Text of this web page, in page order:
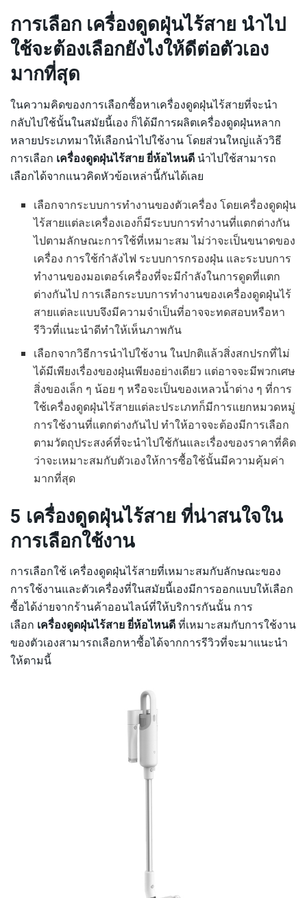
การเลือก เครื่องดูดฝุ่นไร้สาย นำไป
ใช้จะต้องเลือกยังไงให้ดีต่อตัวเอง
มากที่สุด
ในความคิดของการเลือกซื้อหาเครื่องดูดฝุ่นไร้สายที่จะนำ
กลับไปใช้นั้นในสมัยนี้เอง ก็ได้มีการผลิตเครื่องดูดฝุ่นหลาก
หลายประเภทมาให้เลือกนำไปใช้งาน โดยส่วนใหญ่แล้ววิธี
การเลือก เครื่องดูดฝุ่นไร้สาย ยี่ห้อไหนดี นำไปใช้สามารถ
เลือกได้จากแนวคิดหัวข้อเหล่านี้กันได้เลย
เลือกจากระบบการทำงานของตัวเครื่อง โดยเครื่องดูดฝุ่น
ไร้สายแต่ละเครื่องเองก็มีระบบการทำงานที่แตกต่างกัน
ไปตามลักษณะการใช้ที่เหมาะสม ไม่ว่าจะเป็นขนาดของ
เครื่อง การใช้กำลังไฟ ระบบการกรองฝุ่น และระบบการ
ทำงานของมอเตอร์เครื่องที่จะมีกำลังในการดูดที่แตก
ต่างกันไป การเลือกระบบการทำงานของเครื่องดูดฝุ่นไร้
สายแต่ละแบบจึงมีความจำเป็นที่อาจจะทดสอบหรือหา
รีวิวที่แนะนำดีทำให้เห็นภาพกัน
เลือกจากวิธีการนำไปใช้งาน ในปกติแล้วสิ่งสกปรกที่ไม่
ได้มีเพียงเรื่องของฝุ่นเพียงอย่างเดียว แต่อาจจะมีพวกเศษ
สิ่งของเล็ก ๆ น้อย ๆ หรือจะเป็นของเหลวน้ำต่าง ๆ ที่การ
ใช้เครื่องดูดฝุ่นไร้สายแต่ละประเภทก็มีการแยกหมวดหมู่
การใช้งานที่แตกต่างกันไป ทำให้อาจจะต้องมีการเลือก
ตามวัตถุประสงค์ที่จะนำไปใช้กันและเรื่องของราคาที่คิด
ว่าจะเหมาะสมกับตัวเองให้การซื้อใช้นั้นมีความคุ้มค่า
มากที่สุด
5 เครื่องดูดฝุ่นไร้สาย ที่น่าสนใจใน
การเลือกใช้งาน
การเลือกใช้ เครื่องดูดฝุ่นไร้สายที่เหมาะสมกับลักษณะของ
การใช้งานและตัวเครื่องที่ในสมัยนี้เองมีการออกแบบให้เลือก
ซื้อได้ง่ายจากร้านค้าออนไลน์ที่ให้บริการกันนั้น การ
เลือก เครื่องดูดฝุ่นไร้สาย ยี่ห้อไหนดีที่เหมาะสมกับการใช้งาน
ของตัวเองสามารถเลือกหาซื้อได้จากการรีวิวที่จะมาแนะนำ
ให้ตามนี้